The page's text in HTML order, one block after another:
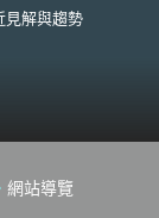
的投入將可能是網
見解與趨勢
網站導覽